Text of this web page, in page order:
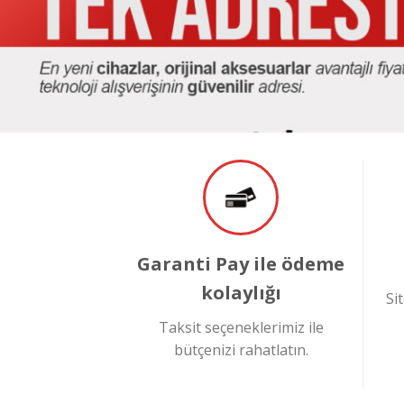
Garanti Pay ile ödeme
kolaylığı
Taksit seçeneklerimiz ile
bütçenizi rahatlatın.